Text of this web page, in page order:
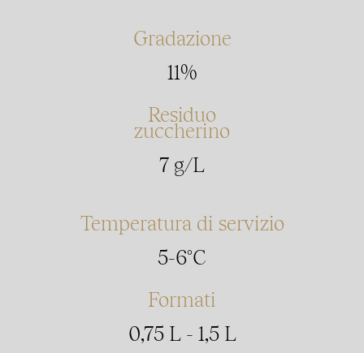
Gradazione
11%
Residuo
zuccherino
7 g/L
Temperatura di servizio
5-6°C
Formati
0,75 L - 1,5 L